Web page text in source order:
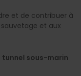
et de contribuer à
et aux
tunnel sous-marin